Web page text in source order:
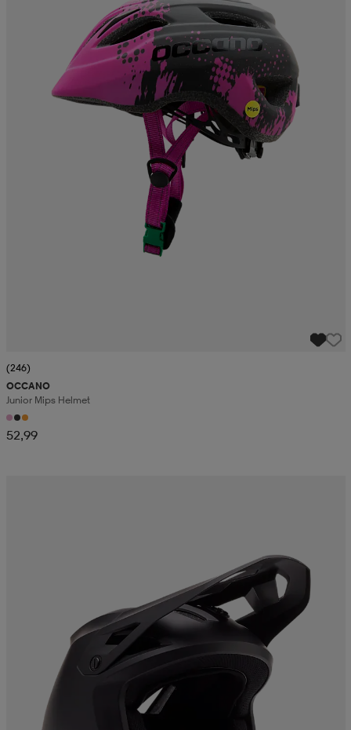
(246)
OCCANO
Junior Mips Helmet
52,99